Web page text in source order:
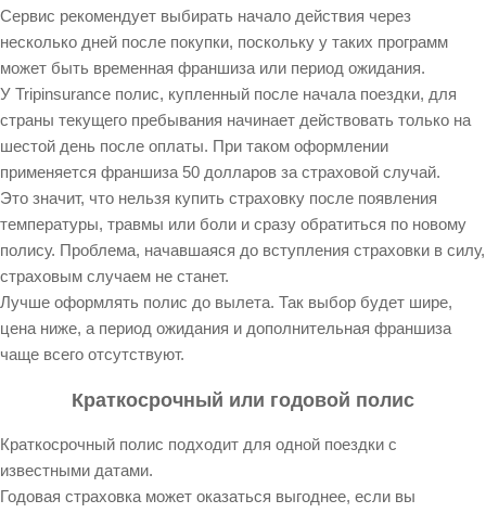
Сервис рекомендует выбирать начало действия через
несколько дней после покупки, поскольку у таких программ
может быть временная франшиза или период ожидания.
У Tripinsurance полис, купленный после начала поездки, для
страны текущего пребывания начинает действовать только на
шестой день после оплаты. При таком оформлении
применяется франшиза 50 долларов за страховой случай.
Это значит, что нельзя купить страховку после появления
температуры, травмы или боли и сразу обратиться по новому
полису. Проблема, начавшаяся до вступления страховки в силу,
страховым случаем не станет.
Лучше оформлять полис до вылета. Так выбор будет шире,
цена ниже, а период ожидания и дополнительная франшиза
чаще всего отсутствуют.
Краткосрочный или годовой полис
Краткосрочный полис подходит для одной поездки с
известными датами.
Годовая страховка может оказаться выгоднее, если вы